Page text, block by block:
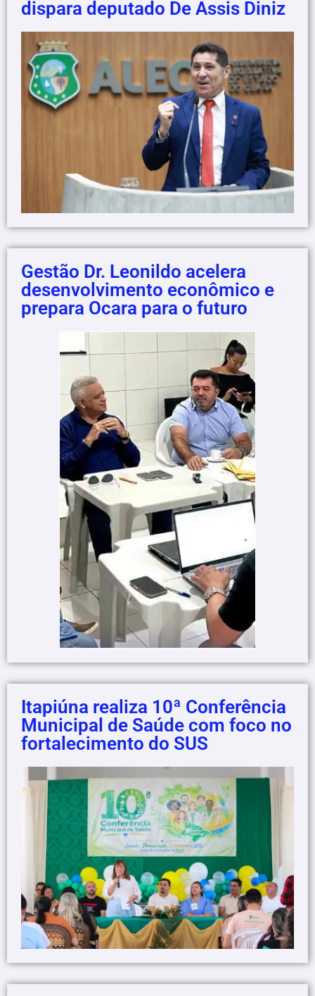
dispara deputado De Assis Diniz
Gestão Dr. Leonildo acelera
desenvolvimento econômico e
prepara Ocara para o futuro
Itapiúna realiza 10ª Conferência
Municipal de Saúde com foco no
fortalecimento do SUS